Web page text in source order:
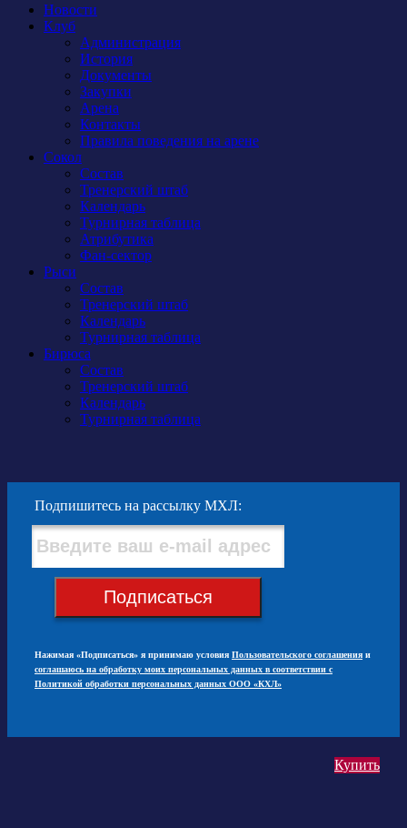
Купить
Новости
Клуб
Администрация
История
Документы
Закупки
Арена
Контакты
Правила поведения на арене
Сокол
Состав
Тренерский штаб
Календарь
Турнирная таблица
Атрибутика
Фан-сектор
Рыси
Состав
Тренерский штаб
Календарь
Турнирная таблица
Бирюса
Состав
Тренерский штаб
Календарь
Турнирная таблица
Подпишитесь на рассылку МХЛ:
Подписаться
Нажимая «Подписаться» я принимаю условия Пользовательского соглашения и
соглашаюсь на обработку моих персональных данных в соответствии с
Политикой обработки персональных данных ООО «КХЛ»